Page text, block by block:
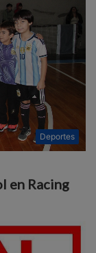
Deportes
en Racing